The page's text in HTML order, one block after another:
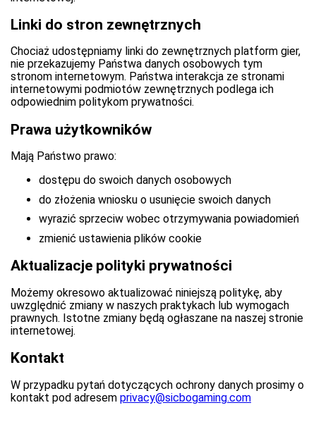
Linki do stron zewnętrznych
Chociaż udostępniamy linki do zewnętrznych platform gier,
nie przekazujemy Państwa danych osobowych tym
stronom internetowym. Państwa interakcja ze stronami
internetowymi podmiotów zewnętrznych podlega ich
odpowiednim politykom prywatności.
Prawa użytkowników
Mają Państwo prawo:
dostępu do swoich danych osobowych
do złożenia wniosku o usunięcie swoich danych
wyrazić sprzeciw wobec otrzymywania powiadomień
zmienić ustawienia plików cookie
Aktualizacje polityki prywatności
Możemy okresowo aktualizować niniejszą politykę, aby
uwzględnić zmiany w naszych praktykach lub wymogach
prawnych. Istotne zmiany będą ogłaszane na naszej stronie
internetowej.
Kontakt
W przypadku pytań dotyczących ochrony danych prosimy o
kontakt pod adresem privacy@sicbogaming.com